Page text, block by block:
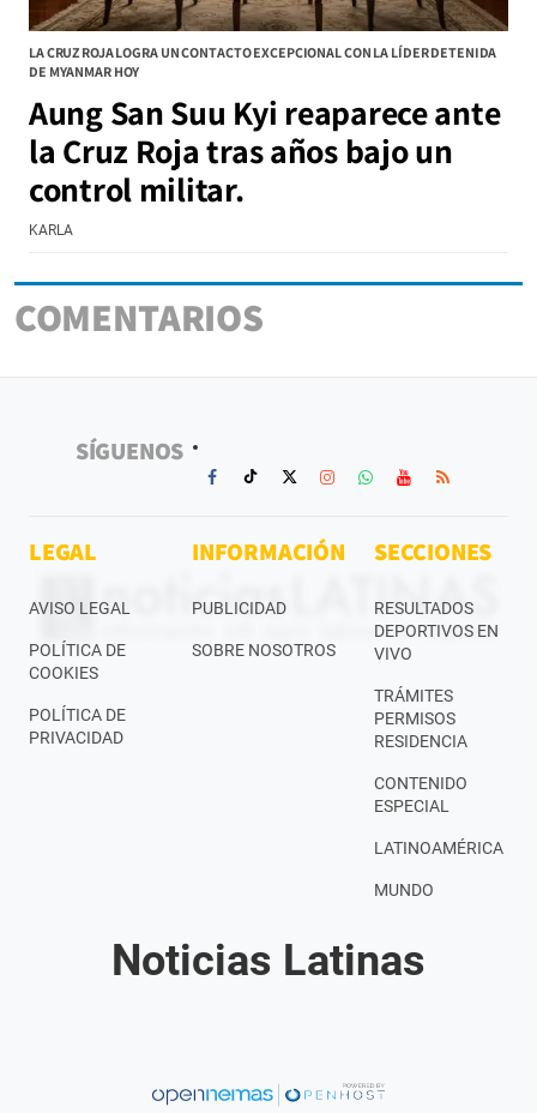
LA CRUZ ROJA LOGRA UN CONTACTO EXCEPCIONAL CON LA LÍDER DETENIDA
DE MYANMAR HOY
Aung San Suu Kyi reaparece ante
la Cruz Roja tras años bajo un
control militar.
KARLA
COMENTARIOS
SÍGUENOS
LEGAL
AVISO LEGAL
POLÍTICA DE
COOKIES
POLÍTICA DE
PRIVACIDAD
INFORMACIÓN
PUBLICIDAD
SOBRE NOSOTROS
SECCIONES
RESULTADOS
DEPORTIVOS EN
VIVO
TRÁMITES
PERMISOS
RESIDENCIA
CONTENIDO
ESPECIAL
LATINOAMÉRICA
MUNDO
Noticias Latinas